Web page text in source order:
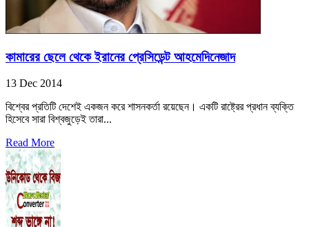
কামারের ছেলে থেকে ইরানের প্রেসিডেন্ট আহমেদিনেজাদ
13 Dec 2014
বিশ্বের প্রতিটি দেশেই একজন করে শাসনকর্তা রয়েছেন। একটি রাষ্ট্রের প্রধান ব্যক্তি
হিসেবে সারা বিশ্বজুড়েই তারা...
Read More